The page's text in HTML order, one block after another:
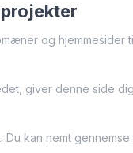
og hjemmesider
giver denne side
kan nemt gennemse